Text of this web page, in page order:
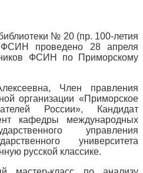
№ 20 (пр. 100-летия
ФСИН проведено 28 апреля
ФСИН по Приморскому
Член правления
организации «Приморское
России», Кандидат
кафедры международных
управления
университета
русской классике.